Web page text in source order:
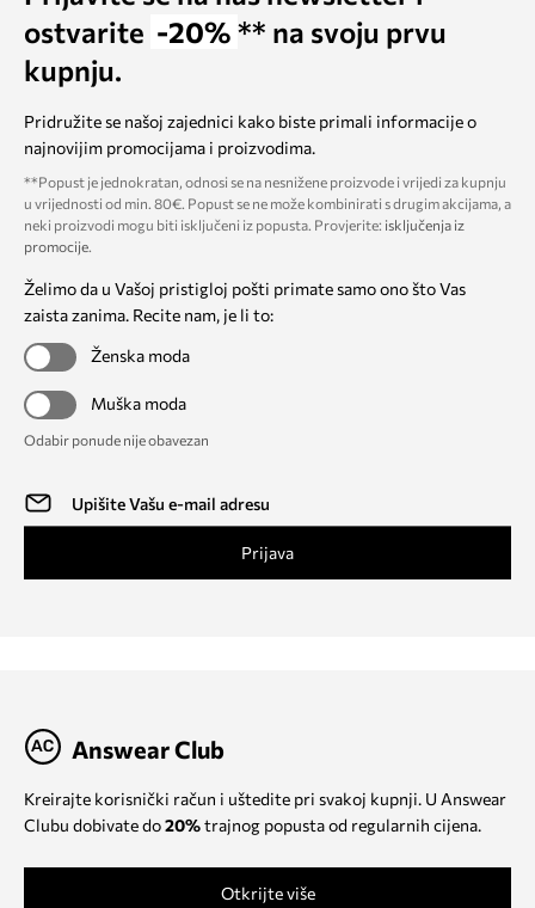
ostvarite -20% ** na svoju prvu
kupnju.
Pridružite se našoj zajednici kako biste primali informacije o
najnovijim promocijama i proizvodima.
**Popust je jednokratan, odnosi se na nesnižene proizvode i vrijedi za kupnju
u vrijednosti od min. 80€. Popust se ne može kombinirati s drugim akcijama, a
neki proizvodi mogu biti isključeni iz popusta. Provjerite: isključenja iz
promocije.
Želimo da u Vašoj pristigloj pošti primate samo ono što Vas
zaista zanima. Recite nam, je li to:
Ženska moda
Muška moda
Odabir ponude nije obavezan
Prijava
Answear Club
Kreirajte korisnički račun i uštedite pri svakoj kupnji. U Answear
Clubu dobivate do20%trajnog popusta od regularnih cijena.
Otkrijte više